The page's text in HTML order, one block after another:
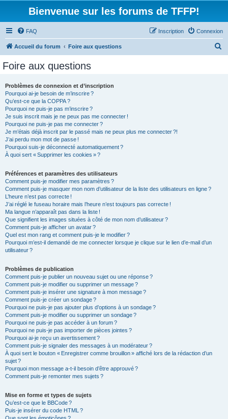
Bienvenue sur les forums de TFFP!
FAQ Connexion
Inscription
Accueil du forum Foire aux questions
Foire aux questions
Problèmes de connexion et d’inscription
Pourquoi ai-je besoin de m’inscrire ?
Qu’est-ce que la COPPA ?
Pourquoi ne puis-je pas m’inscrire ?
Je suis inscrit mais je ne peux pas me connecter !
Pourquoi ne puis-je pas me connecter ?
Je m’étais déjà inscrit par le passé mais ne peux plus me connecter ?!
J’ai perdu mon mot de passe !
Pourquoi suis-je déconnecté automatiquement ?
À quoi sert « Supprimer les cookies » ?
Préférences et paramètres des utilisateurs
Comment puis-je modifier mes paramètres ?
Comment puis-je masquer mon nom d’utilisateur de la liste des utilisateurs en ligne ?
L’heure n’est pas correcte !
J’ai réglé le fuseau horaire mais l’heure n’est toujours pas correcte !
Ma langue n’apparaît pas dans la liste !
Que signifient les images situées à côté de mon nom d’utilisateur ?
Comment puis-je afficher un avatar ?
Quel est mon rang et comment puis-je le modifier ?
Pourquoi m’est-il demandé de me connecter lorsque je clique sur le lien d’e-mail d’un
utilisateur ?
Problèmes de publication
Comment puis-je publier un nouveau sujet ou une réponse ?
Comment puis-je modifier ou supprimer un message ?
Comment puis-je insérer une signature à mon message ?
Comment puis-je créer un sondage ?
Pourquoi ne puis-je pas ajouter plus d’options à un sondage ?
Comment puis-je modifier ou supprimer un sondage ?
Pourquoi ne puis-je pas accéder à un forum ?
Pourquoi ne puis-je pas importer de pièces jointes ?
Pourquoi ai-je reçu un avertissement ?
Comment puis-je signaler des messages à un modérateur ?
À quoi sert le bouton « Enregistrer comme brouillon » affiché lors de la rédaction d’un
sujet ?
Pourquoi mon message a-t-il besoin d’être approuvé ?
Comment puis-je remonter mes sujets ?
Mise en forme et types de sujets
Qu’est-ce que le BBCode ?
Puis-je insérer du code HTML ?